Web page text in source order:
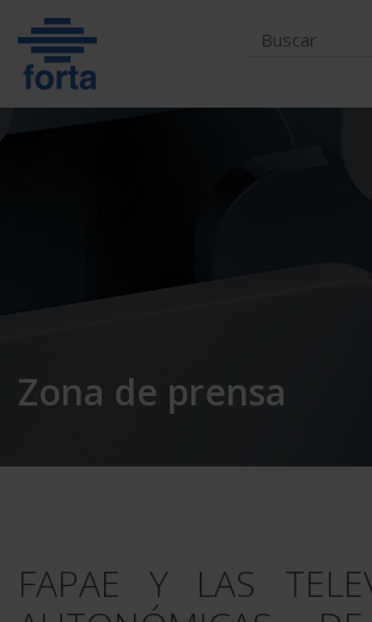
content
Zona de prensa
FAPAE Y LAS